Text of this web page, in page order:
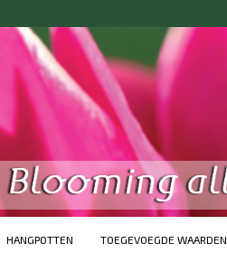
HANGPOTTEN TOEGEVOEGDE WAARDEN